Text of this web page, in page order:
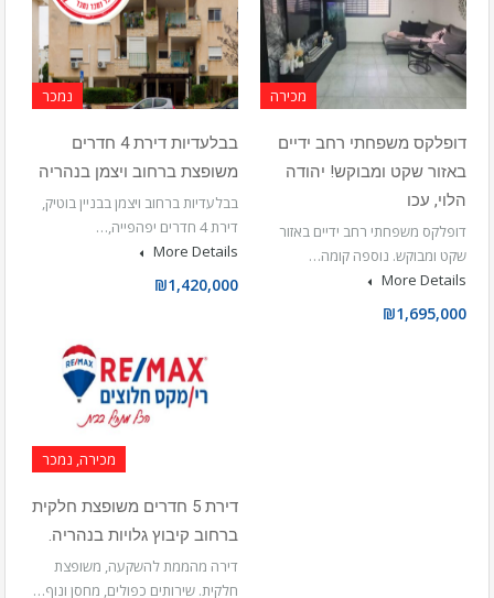
מכירה
דופלקס משפחתי רחב ידיים
באזור שקט ומבוקש! יהודה
הלוי, עכו
דופלקס משפחתי רחב ידיים באזור
שקט ומבוקש. נוספה קומה…
More Details
₪1,695,000
נמכר
בבלעדיות דירת 4 חדרים
משופצת ברחוב ויצמן בנהריה
בבלעדיות ברחוב ויצמן בבניין בוטיק,
דירת 4 חדרים יפהפייה,…
More Details
₪1,420,000
מכירה, נמכר
דירת 5 חדרים משופצת חלקית
ברחוב קיבוץ גלויות בנהריה.
דירה מהממת להשקעה, משופצת
חלקית. שירותים כפולים, מחסן ונוף…